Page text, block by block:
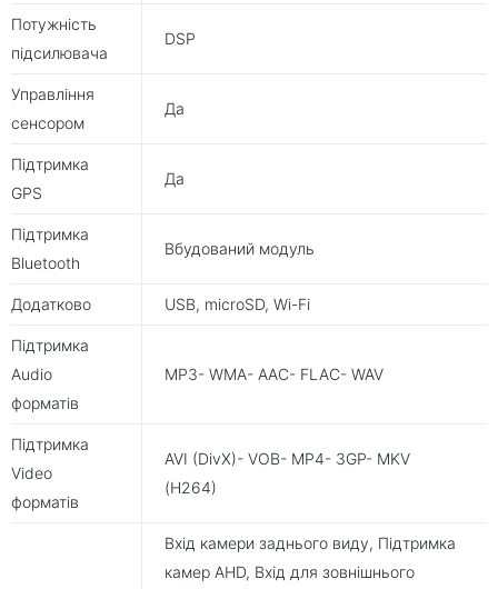
Потужність
підсилювача
DSP
Управління
сенсором
Да
Підтримка
GPS
Да
Підтримка
Bluetooth
Вбудований модуль
Додатково USB, microSD, Wi-Fi
Підтримка
Audio
форматів
MP3- WMA- AAC- FLAC- WAV
Підтримка
Video
форматів
AVI (DivX)- VOB- MP4- 3GP- MKV
(H264)
Вхід камери заднього виду, Підтримка
камер AHD, Вхід для зовнішнього